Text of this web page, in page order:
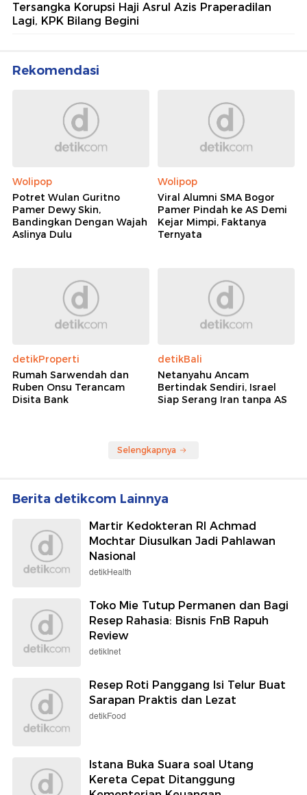
Tersangka Korupsi Haji Asrul Azis Praperadilan
Lagi, KPK Bilang Begini
Rekomendasi
Wolipop
Potret Wulan Guritno
Pamer Dewy Skin,
Bandingkan Dengan Wajah
Aslinya Dulu
Wolipop
Viral Alumni SMA Bogor
Pamer Pindah ke AS Demi
Kejar Mimpi, Faktanya
Ternyata
detikProperti
Rumah Sarwendah dan
Ruben Onsu Terancam
Disita Bank
detikBali
Netanyahu Ancam
Bertindak Sendiri, Israel
Siap Serang Iran tanpa AS
Selengkapnya
Berita detikcom Lainnya
Martir Kedokteran RI Achmad
Mochtar Diusulkan Jadi Pahlawan
Nasional
detikHealth
Toko Mie Tutup Permanen dan Bagi
Resep Rahasia: Bisnis FnB Rapuh
Review
detikInet
Resep Roti Panggang Isi Telur Buat
Sarapan Praktis dan Lezat
detikFood
Istana Buka Suara soal Utang
Kereta Cepat Ditanggung